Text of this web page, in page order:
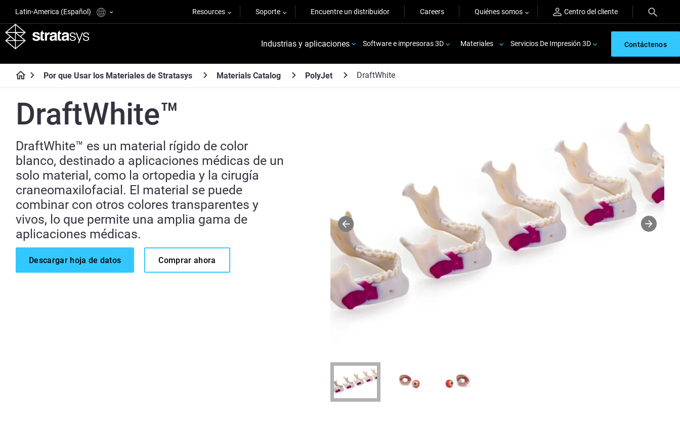
Latin-America (Español) Resources Soporte Encuentre un distribuidor Careers Quiénes somos Centro del cliente
Industrias y aplicaciones Software e impresoras 3D Materiales Servicios De Impresión 3D Contáctenos
Por que Usar los Materiales de Stratasys Materials Catalog PolyJet DraftWhite
DraftWhite™
DraftWhite™ es un material rígido de color
blanco, destinado a aplicaciones médicas de un
solo material, como la ortopedia y la cirugía
craneomaxilofacial. El material se puede
combinar con otros colores transparentes y
vivos, lo que permite una amplia gama de
aplicaciones médicas.
Descargar hoja de datos Comprar ahora